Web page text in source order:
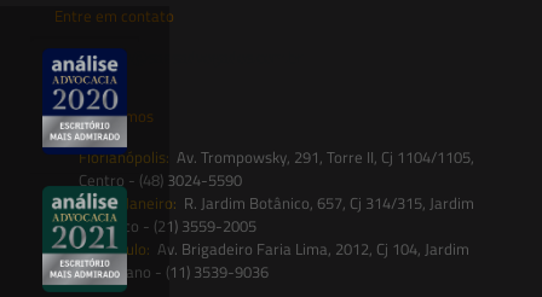
Entre em contato
contato@saesadvogados.com.br
Onde estamos
Florianópolis: Av. Trompowsky, 291, Torre II, Cj 1104/1105,
Centro - (48) 3024-5590
Rio de Janeiro: R. Jardim Botânico, 657, Cj 314/315, Jardim
Botânico - (21) 3559-2005
São Paulo: Av. Brigadeiro Faria Lima, 2012, Cj 104, Jardim
Paulistano - (11) 3539-9036